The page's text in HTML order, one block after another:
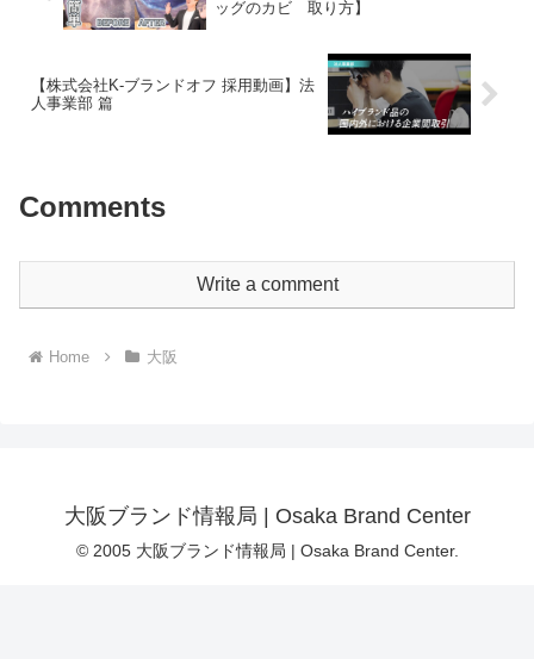
ッグのカビ 取り方】
【株式会社K-ブランドオフ 採用動画】法
人事業部 篇
Comments
Write a comment
Home 大阪
大阪ブランド情報局 | Osaka Brand Center
© 2005 大阪ブランド情報局 | Osaka Brand Center.